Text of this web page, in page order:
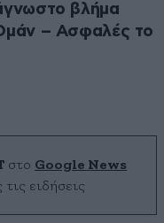
βλήμα
– Ασφαλές το
στο Google News
ειδήσεις